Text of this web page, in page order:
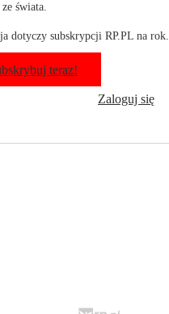
świata.
dotyczy subskrypcji RP.PL na rok.
teraz!
Zaloguj się